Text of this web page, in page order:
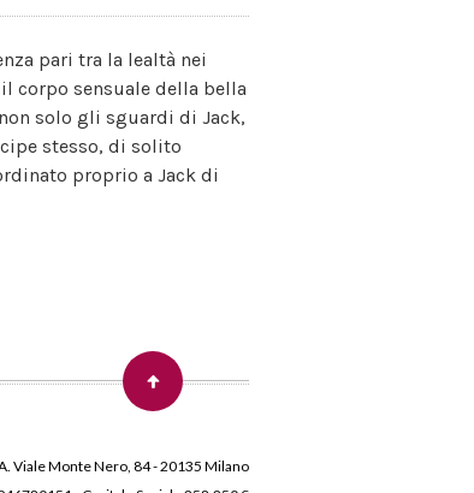
pari tra la lealtà nei
corpo sensuale della bella
solo gli sguardi di Jack,
stesso, di solito
proprio a Jack di
Viale Monte Nero, 84 - 20135 Milano